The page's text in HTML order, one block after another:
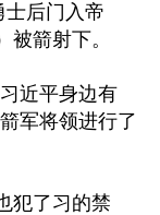
后门入帝
被箭射下。
近平身边有
军将领进行了
犯了习的禁